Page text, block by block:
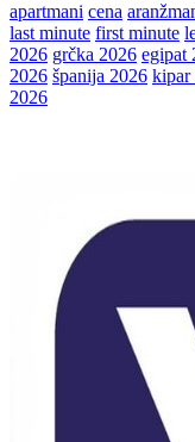
apartmani cena
last minute first minute
2026 grčka 2026 egipat
2026 španija 2026 kipar
2026